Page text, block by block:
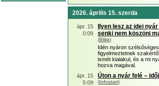
2026. április 15. szerda
ápr. 15
0:09
Ilyen lesz az idei
senki nem köszöni
(Blikk)
Idén nyáron
figyelmeztetnek
ismét kialakul, és a mi
hozva magával.
ápr. 15
5:09
Úton a nyár felé –
(Infostart)